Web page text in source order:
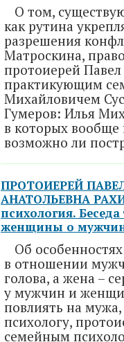
О том,
как рутина
разрешения
Матроскина,
протоиерей Павел
практикующим
Михайловичем
Гумеров: Илья
в которых
возможно ли
ПРОТОИЕРЕЙ
АНАТОЛЬЕВНА
психология.
женщины о
Об
в отношении
голова, а жена –
у мужчин и
повлиять на
психологу,
семейным